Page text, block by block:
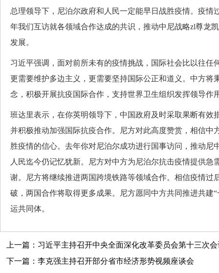
总理领导下，尼泊尔政府和人民一定能早日战胜疫情。疫情
年我们互访就各领域合作达成的共识，推动中尼战略zl尊龙
发展。
习近平强调，面对前所未有的疫情挑战，国际社会比以往任
更需要维护多边主义，更需要坚持国际公正和道义。中方将
念，积极开展抗疫国际合作，支持世界卫生组织发挥领导作
班达里表示，在你英明领导下，中国政府及时采取果断有效
并积极推动加强国际抗疫合作。尼方对此高度赞赏，相信中
胜疫情的信心。去年你对尼泊尔成功进行国事访问，推动尼
人民迄今仍记忆犹新。尼方对中方为尼泊尔抗击疫情提供急
谢。尼方将继续推进两国跨境铁路等领域合作。相信疫情过
破，两国合作将取得更多成果。尼方愿同中方共同推进共建
运共同体。
上一篇：习近平主持召开中央全面深化改革委员会第十三次
下一篇：李克强主持召开部分省市经济形势视频座谈会